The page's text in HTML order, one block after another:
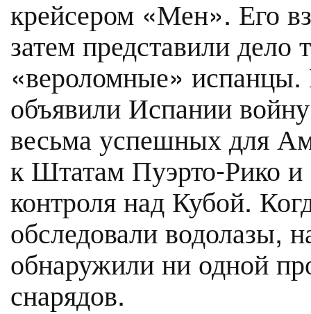
крейсером «Мен». Его
затем представили дело
«вероломные»
объявили Испании
весьма успешных для
к Штатам Пуэрто-Рико и
контроля над Кубой.
обследовали водолазы,
обнаружили ни одной
снарядов.